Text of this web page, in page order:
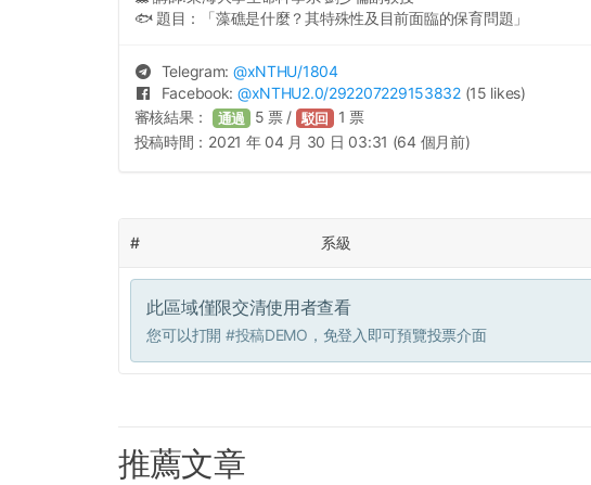
🐟 題目：「藻礁是什麼？其特殊性及目前面臨的保育問題」
Telegram: @xNTHU/1804
Facebook: @xNTHU2.0/292207229153832 (15 likes)
審核結果： 通過 5 票 / 駁回 1 票
投稿時間： 2021 年 04 月 30 日 03:31 (64 個月前)
# 系級
此區域僅限交清使用者查看
您可以打開 #投稿DEMO ，免登入即可預覽投票介面
推薦文章